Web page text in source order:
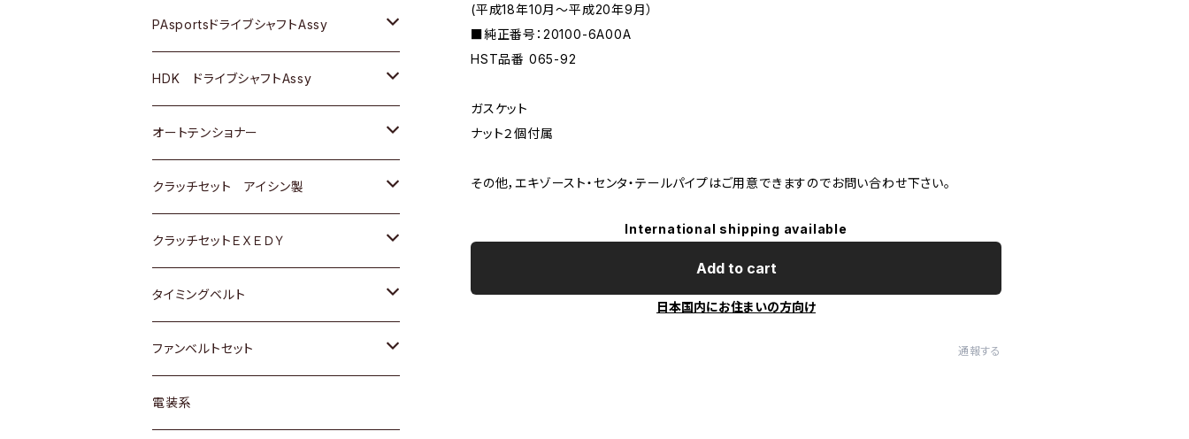
(平成18年10月〜平成20年9月）
■純正番号：20100-6A00A
HST品番 065-92
ガスケット
ナット２個付属
その他，エキゾースト・センタ・テールパイプはご用意できますのでお問い合わせ下さい。
International shipping available
Add to cart
日本国内にお住まいの方向け
通報する
スバル
ＢＥＮＺ
スバル
三菱
スバル
マツダ
三菱
スバル
ダイハツ
マツダ
三菱
スバル
ダイハツ
マツダ
三菱
スバル
スズキ
日産
いすゞ
ダイハツ
マツダ
三菱
スバル
日野
ＢＥＮＺ
ＢＭＷ
GOLF
ＷＡＧＥＮ
アストロ（シボレー）
クライスラー
ＢＥＮＺ
ＢＭＷ
ＷＡＧＥＮ
ＶＯＬＶＯ
PAsportsドライブシャフトAssy
トヨタ
ホンダ
スズキ
日産
ダイハツ
マツダ
三菱
HDK ドライブシャフトAssy
スズキ
ダイハツ
日産
ホンダ
マツダ
オートテンショナー
トヨタ
クラッチセット アイシン製
ホンダ
スズキ
ダイハツ
マツダ
クラッチセットＥＸＥＤＹ
ホンダ
スズキ
日産
タイミングベルト
トヨタ
スズキ
ファンベルトセット
トヨタ
電装系